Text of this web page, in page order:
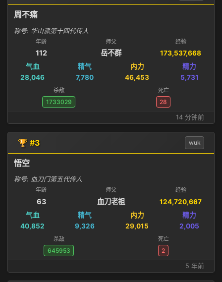
周不痛
称号: 华山派第十四代传人
年龄
112
师父
岳不群
经验
173,537,668
气血
28,046
精气
7,780
内力
46,453
精力
5,731
杀敌
1733029
死亡
28
14 分钟前
🏆 #3 wuk
悟空
称号: 血刀门第五代传人
年龄
63
师父
血刀老祖
经验
124,720,667
气血
40,852
精气
9,326
内力
29,015
精力
2,005
杀敌
645953
死亡
2
5 年前